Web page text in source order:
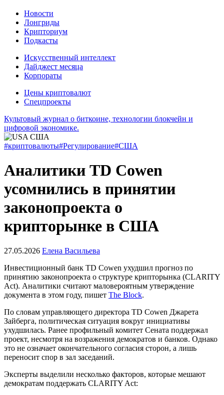
Новости
Лонгриды
Крипториум
Подкасты
Искусственный интеллект
Дайджест месяца
Корпораты
Цены криптовалют
Спецпроекты
Культовый журнал о биткоине, технологии блокчейн и
цифровой экономике.
#криптовалюты#Регулирование#США
Аналитики TD Cowen
усомнились в принятии
законопроекта о
крипторынке в США
27.05.2026 Елена Васильева
Инвестиционный банк TD Cowen ухудшил прогноз по
принятию законопроекта о структуре крипторынка (CLARITY
Act). Аналитики считают маловероятным утверждение
документа в этом году, пишет The Block.
По словам управляющего директора TD Cowen Джарета
Зайберга, политическая ситуация вокруг инициативы
ухудшилась. Ранее профильный комитет Сената поддержал
проект, несмотря на возражения демократов и банков. Однако
это не означает окончательного согласия сторон, а лишь
переносит спор в зал заседаний.
Эксперты выделили несколько факторов, которые мешают
демократам поддержать CLARITY Act: